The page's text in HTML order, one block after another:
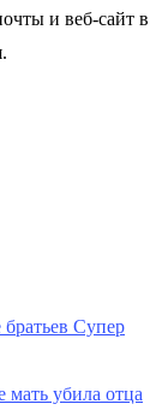
и веб-сайт в
Супер
мать убила отца